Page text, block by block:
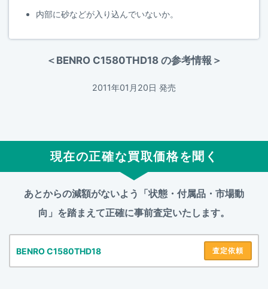
内部に砂などが入り込んでいないか。
＜BENRO C1580THD18 の参考情報＞
2011年01月20日 発売
現在の正確な買取価格を聞く
あとからの減額がないよう「状態・付属品・市場動
向」を踏まえて正確に事前査定いたします。
BENRO C1580THD18 査定依頼